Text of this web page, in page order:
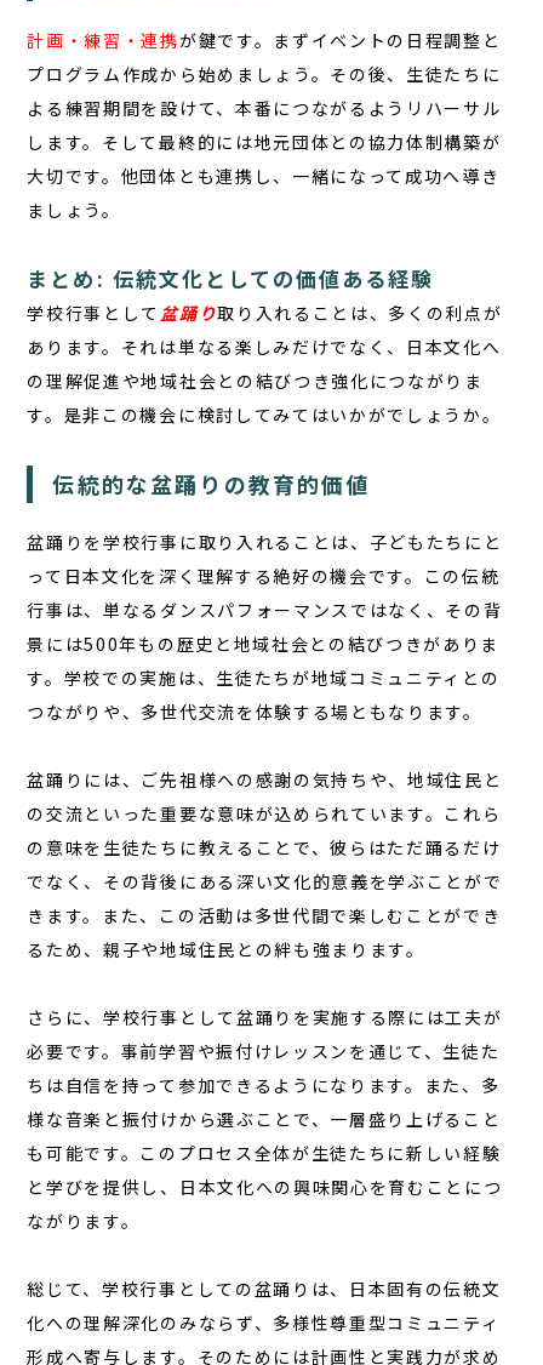
計画・練習・連携が鍵です。まずイベントの日程調整と
プログラム作成から始めましょう。その後、生徒たちに
よる練習期間を設けて、本番につながるようリハーサル
します。そして最終的には地元団体との協力体制構築が
大切です。他団体とも連携し、一緒になって成功へ導き
ましょう。
まとめ: 伝統文化としての価値ある経験
学校行事として盆踊り取り入れることは、多くの利点が
あります。それは単なる楽しみだけでなく、日本文化へ
の理解促進や地域社会との結びつき強化につながりま
す。是非この機会に検討してみてはいかがでしょうか。
伝統的な盆踊りの教育的価値
盆踊りを学校行事に取り入れることは、子どもたちにと
って日本文化を深く理解する絶好の機会です。この伝統
行事は、単なるダンスパフォーマンスではなく、その背
景には500年もの歴史と地域社会との結びつきがありま
す。学校での実施は、生徒たちが地域コミュニティとの
つながりや、多世代交流を体験する場ともなります。
盆踊りには、ご先祖様への感謝の気持ちや、地域住民と
の交流といった重要な意味が込められています。これら
の意味を生徒たちに教えることで、彼らはただ踊るだけ
でなく、その背後にある深い文化的意義を学ぶことがで
きます。また、この活動は多世代間で楽しむことができ
るため、親子や地域住民との絆も強まります。
さらに、学校行事として盆踊りを実施する際には工夫が
必要です。事前学習や振付けレッスンを通じて、生徒た
ちは自信を持って参加できるようになります。また、多
様な音楽と振付けから選ぶことで、一層盛り上げること
も可能です。このプロセス全体が生徒たちに新しい経験
と学びを提供し、日本文化への興味関心を育むことにつ
ながります。
総じて、学校行事としての盆踊りは、日本固有の伝統文
化への理解深化のみならず、多様性尊重型コミュニティ
形成へ寄与します。そのためには計画性と実践力が求め